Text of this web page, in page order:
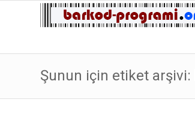
Şunun için etiket